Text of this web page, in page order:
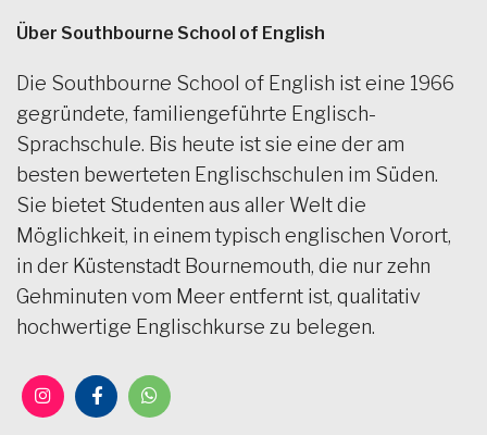
Über Southbourne School of English
Die Southbourne School of English ist eine 1966
gegründete, familiengeführte Englisch-
Sprachschule. Bis heute ist sie eine der am
besten bewerteten Englischschulen im Süden.
Sie bietet Studenten aus aller Welt die
Möglichkeit, in einem typisch englischen Vorort,
in der Küstenstadt Bournemouth, die nur zehn
Gehminuten vom Meer entfernt ist, qualitativ
hochwertige Englischkurse zu belegen.